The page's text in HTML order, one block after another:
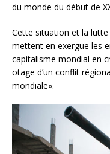
du monde du début de
Cette situation et la
mettent en exergue les
capitalisme mondial en
otage d’un conflit
mondiale».